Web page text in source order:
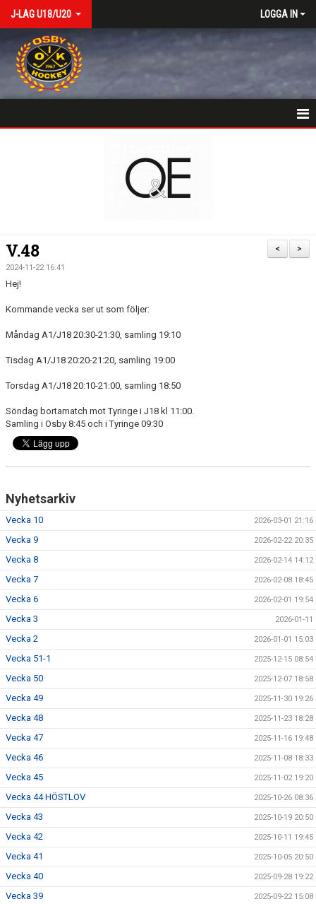
J-LAG U18/U20 LOGGA IN
TRUPPEN
KONTAKT
>
<
V.48
2024-11-22 16:41
Hej!
Kommande vecka ser ut som följer:
Måndag A1/J18 20:30-21:30, samling 19:10
Tisdag A1/J18 20:20-21:20, samling 19:00
Torsdag A1/J18 20:10-21:00, samling 18:50
Söndag bortamatch mot Tyringe i J18 kl 11:00.
Samling i Osby 8:45 och i Tyringe 09:30
Nyhetsarkiv
Vecka 10 2026-03-01 21:16
Vecka 9 2026-02-22 20:35
Vecka 8 2026-02-14 14:12
Vecka 7 2026-02-08 18:45
Vecka 6 2026-02-01 19:54
Vecka 3 2026-01-11
Vecka 2 2026-01-01 15:03
Vecka 51-1 2025-12-15 08:54
Vecka 50 2025-12-07 18:58
Vecka 49 2025-11-30 19:26
Vecka 48 2025-11-23 18:28
Vecka 47 2025-11-16 19:48
Vecka 46 2025-11-08 18:33
Vecka 45 2025-11-02 19:20
Vecka 44 HÖSTLOV 2025-10-26 08:36
Vecka 43 2025-10-19 20:50
Vecka 42 2025-10-11 19:45
Vecka 41 2025-10-05 20:50
Vecka 40 2025-09-28 19:22
Vecka 39 2025-09-22 15:08